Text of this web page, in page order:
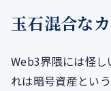
玉石混合な
Web3界隈には怪し
れは暗号資産とい